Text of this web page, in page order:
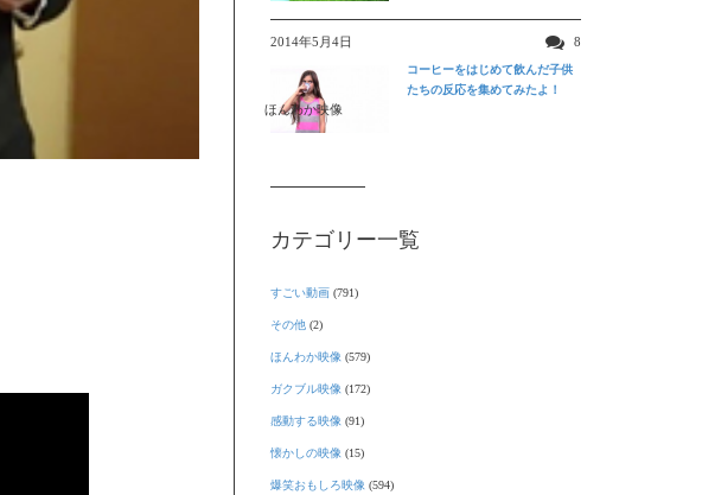
2014年5月4日 8
ほんわか映像
コーヒーをはじめて飲んだ子供
たちの反応を集めてみたよ！
カテゴリー一覧
すごい動画 (791)
その他 (2)
ほんわか映像 (579)
ガクブル映像 (172)
感動する映像 (91)
懐かしの映像 (15)
爆笑おもしろ映像 (594)